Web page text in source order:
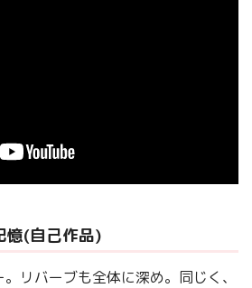
憶(自己作品)
リバーブも全体に深め。同じく、